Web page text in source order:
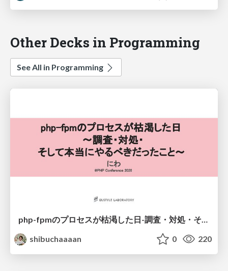
Other Decks in Programming
See All in Programming
shibuchaaaan
0 220